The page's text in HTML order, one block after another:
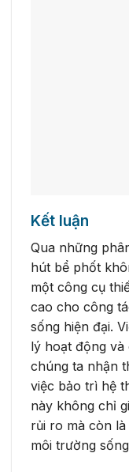
Kết luận
Qua những
hút bể phốt
một công cụ
cao cho công
sống hiện đại.
lý hoạt động và
chúng ta nhận
việc bảo trì hệ
này không chỉ
rủi ro mà còn
môi trường